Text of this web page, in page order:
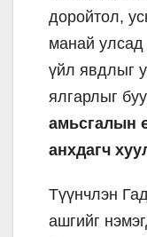
доройтол,
манай улсад
үйл явдлыг
ялгарлыг
амьсгалын
анхдагч
Түүнчлэн
ашгийг